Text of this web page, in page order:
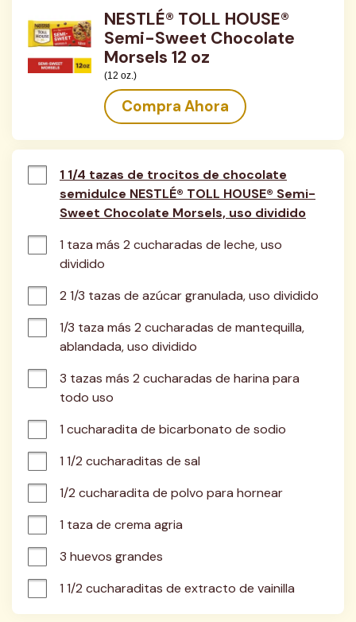
NESTLÉ® TOLL HOUSE®
Semi-Sweet Chocolate
Morsels 12 oz
(12 oz.)
Compra Ahora
1 1/4 tazas de trocitos de chocolate
semidulce NESTLÉ® TOLL HOUSE® Semi-
Sweet Chocolate Morsels, uso dividido
1 taza más 2 cucharadas de leche, uso
dividido
2 1/3 tazas de azúcar granulada, uso dividido
1/3 taza más 2 cucharadas de mantequilla,
ablandada, uso dividido
3 tazas más 2 cucharadas de harina para
todo uso
1 cucharadita de bicarbonato de sodio
1 1/2 cucharaditas de sal
1/2 cucharadita de polvo para hornear
1 taza de crema agria
3 huevos grandes
1 1/2 cucharaditas de extracto de vainilla